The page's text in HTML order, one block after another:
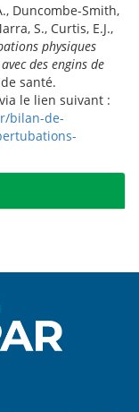
Duncombe-Smith,
S., Curtis, E.J.,
physiques
des engins de
santé.
le lien suivant :
bilan-de-